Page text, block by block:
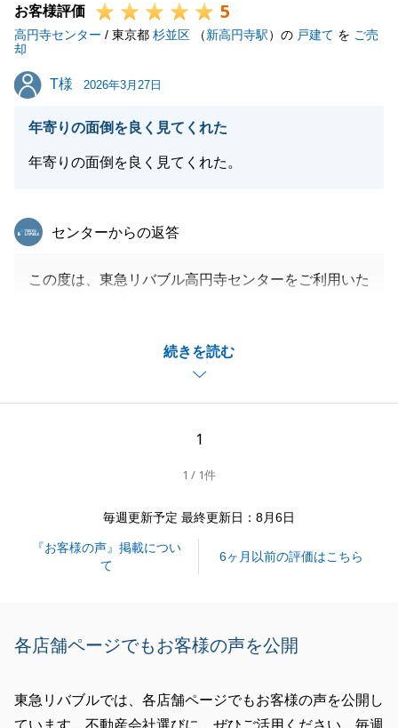
お客様評価 5
高円寺センター / 東京都 杉並区 （新高円寺駅）の 戸建て を ご売
却
T様
T様 2026年3月27日
年寄りの面倒を良く見てくれた
年寄りの面倒を良く見てくれた。
続きを読む
東急リバブル
センターからの返答
この度は、東急リバブル高円寺センターをご利用いた
ましたおかげで、無事にお手続きを完了することがで
改めて深く感謝申し上げます。
願い申し上げます。
1
1 / 1件
毎週更新予定 最終更新日：8月6日
『お客様の声』掲載につい
て
6ヶ月以前の評価はこちら
各店舗ページでもお客様の声を公開
東急リバブルでは、各店舗ページでもお客様の声を公開し
ています。不動産会社選びに、ぜひご活用ください。毎週